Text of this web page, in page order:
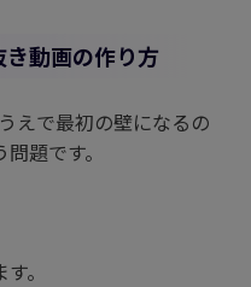
動画の作り方
えで最初の壁になるの
題です。
。